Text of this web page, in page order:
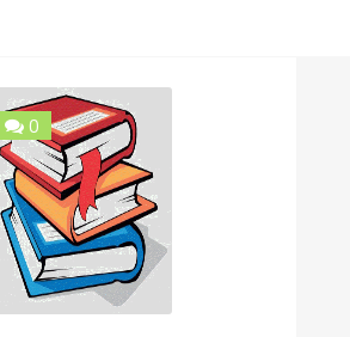
0